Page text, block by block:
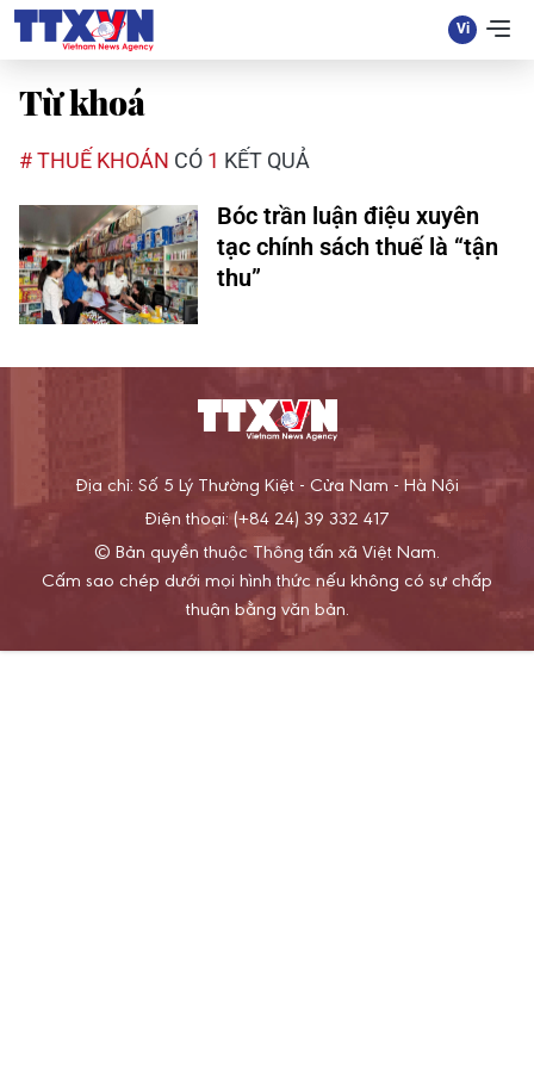
Từ khoá
# THUẾ KHOÁN CÓ 1 KẾT QUẢ
Bóc trần luận điệu xuyên
tạc chính sách thuế là “tận
thu”
Địa chỉ: Số 5 Lý Thường Kiệt - Cửa Nam - Hà Nội
Điện thoại: (+84 24) 39 332 417
© Bản quyền thuộc Thông tấn xã Việt Nam.
Cấm sao chép dưới mọi hình thức nếu không có sự chấp
thuận bằng văn bản.